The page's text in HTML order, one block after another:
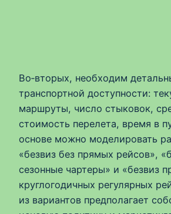
Во‑вторых, необходим
транспортной доступности:
маршруты, число стыковок,
стоимость перелета, время в
основе можно моделировать
«безвиз без прямых рейсов»,
сезонные чартеры» и «безвиз
круглогодичных регулярных
из вариантов предполагает